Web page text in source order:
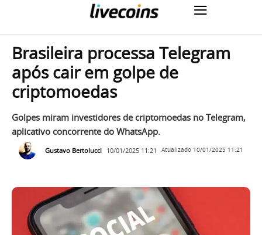
Brasileira processa Telegram
após cair em golpe de
criptomoedas
Golpes miram investidores de criptomoedas no Telegram,
aplicativo concorrente do WhatsApp.
Gustavo Bertolucci 10/01/2025 11:21 Atualizado 10/01/2025 11:21